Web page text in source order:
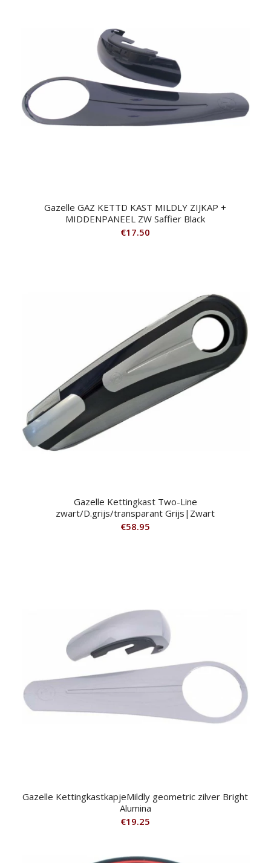
Gazelle GAZ KETTD KAST MILDLY ZIJKAP +
MIDDENPANEEL ZW Saffier Black
€17.50
Gazelle Kettingkast Two-Line
zwart/D.grijs/transparant Grijs|Zwart
€58.95
Gazelle KettingkastkapjeMildly geometric zilver Bright
Alumina
€19.25